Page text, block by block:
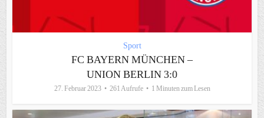
Sport
FC BAYERN MÜNCHEN –
UNION BERLIN 3:0
27. Februar 2023 261 Aufrufe 1 Minuten zum Lesen